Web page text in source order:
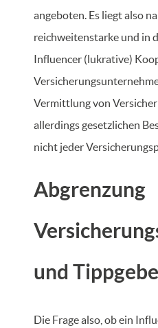
angeboten. Es liegt also
reichweitenstarke und in
Influencer (lukrative)
Vermittlung von
allerdings gesetzlichen
nicht jeder
Abgrenzung
und
Die Frage also, ob ein